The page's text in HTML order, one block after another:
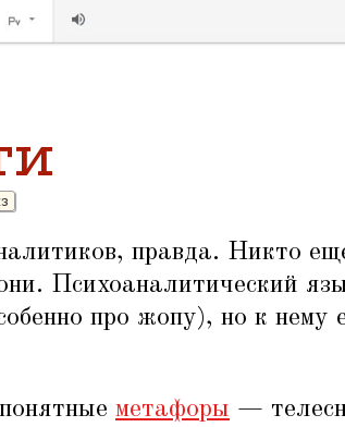
правда. Никто
Психоаналитический
про жопу), но к нему
метафоры —